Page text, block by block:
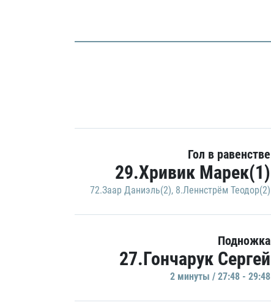
Гол в равенстве
29.Хривик Марек(1)
72.Заар Даниэль(2), 8.Леннстрём Теодор(2)
Подножка
27.Гончарук Сергей
2 минуты / 27:48 - 29:48